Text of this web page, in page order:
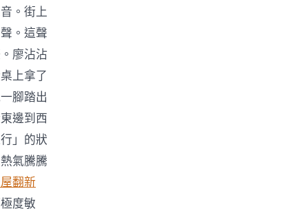
。街上
。這聲
廖沾沾
上拿了
腳踏出
邊到西
」的狀
氣騰騰
翻新
度敏